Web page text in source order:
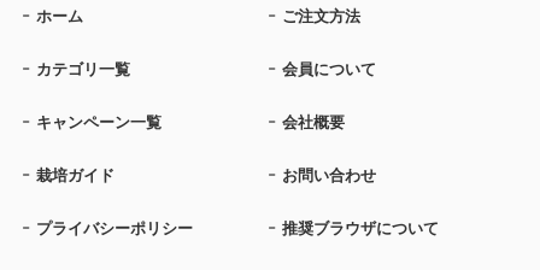
ホーム ご注文方法
カテゴリ一覧 会員について
キャンペーン一覧 会社概要
栽培ガイド お問い合わせ
プライバシーポリシー 推奨ブラウザについて